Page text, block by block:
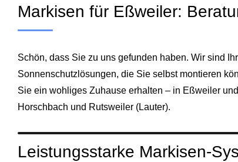
Markisen für Eßweiler:
Schön, dass Sie zu uns gefunden haben. Wir sind
Sonnenschutzlösungen, die Sie selbst montieren
Sie ein wohliges Zuhause erhalten – in Eßweiler
Horschbach und Rutsweiler (Lauter).
Leistungsstarke Markisen-